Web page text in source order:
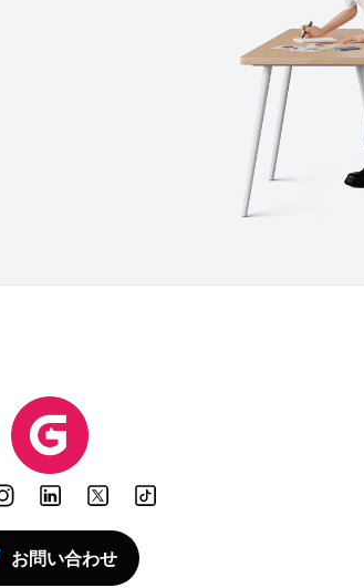
お問い合わせ